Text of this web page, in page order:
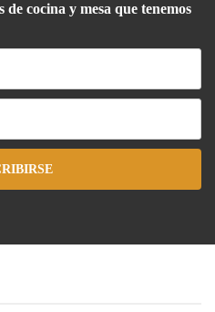
cocina y mesa que tenemos